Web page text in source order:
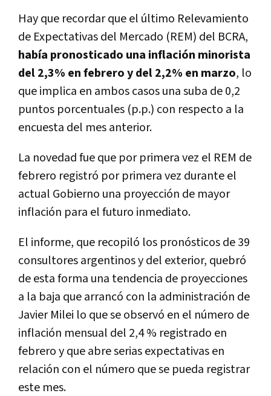
Hay que recordar que el último Relevamiento
de Expectativas del Mercado (REM) del BCRA,
había pronosticado una inflación minorista
del 2,3% en febrero y del 2,2% en marzo, lo
que implica en ambos casos una suba de 0,2
puntos porcentuales (p.p.) con respecto a la
encuesta del mes anterior.
La novedad fue que por primera vez el REM de
febrero registró por primera vez durante el
actual Gobierno una proyección de mayor
inflación para el futuro inmediato.
El informe, que recopiló los pronósticos de 39
consultores argentinos y del exterior, quebró
de esta forma una tendencia de proyecciones
a la baja que arrancó con la administración de
Javier Milei lo que se observó en el número de
inflación mensual del 2,4 % registrado en
febrero y que abre serias expectativas en
relación con el número que se pueda registrar
este mes.